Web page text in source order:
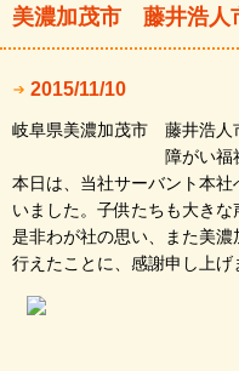
美濃加茂市 藤井浩
2015/11/10
岐阜県美濃加茂市 藤井浩人
障がい福祉課
本日は、当社サーバント本
いました。子供たちも大きな
是非わが社の思い、また美
行えたことに、感謝申し上げ